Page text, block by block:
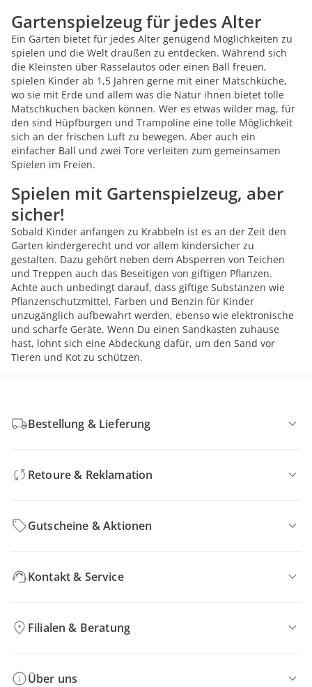
Gartenspielzeug für jedes Alter
Ein Garten bietet für jedes Alter genügend Möglichkeiten zu
spielen und die Welt draußen zu entdecken. Während sich
die Kleinsten über Rasselautos oder einen Ball freuen,
spielen Kinder ab 1,5 Jahren gerne mit einer Matschküche,
wo sie mit Erde und allem was die Natur ihnen bietet tolle
Matschkuchen backen können. Wer es etwas wilder mag, für
den sind Hüpfburgen und Trampoline eine tolle Möglichkeit
sich an der frischen Luft zu bewegen. Aber auch ein
einfacher Ball und zwei Tore verleiten zum gemeinsamen
Spielen im Freien.
Spielen mit Gartenspielzeug, aber
sicher!
Sobald Kinder anfangen zu Krabbeln ist es an der Zeit den
Garten kindergerecht und vor allem kindersicher zu
gestalten. Dazu gehört neben dem Absperren von Teichen
und Treppen auch das Beseitigen von giftigen Pflanzen.
Achte auch unbedingt darauf, dass giftige Substanzen wie
Pflanzenschutzmittel, Farben und Benzin für Kinder
unzugänglich aufbewahrt werden, ebenso wie elektronische
und scharfe Geräte. Wenn Du einen Sandkasten zuhause
hast, lohnt sich eine Abdeckung dafür, um den Sand vor
Tieren und Kot zu schützen.
Bestellung & Lieferung
Retoure & Reklamation
Gutscheine & Aktionen
Kontakt & Service
Filialen & Beratung
Über uns